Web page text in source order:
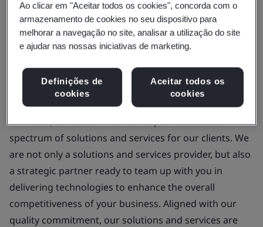
Azeus Systems Limited
Business scope:
Products, services or works:We provide a broad
spectrum of solutions and services for our clients. We
are not only a solutions and services provider, but also
a strategic partner ready to team up with you in
delivering technologies to enhance the overall
competitiveness of your business. Aligned with our
quality commitment, our solutions and services are
Ao clicar em "Aceitar todos os cookies", concorda com o
armazenamento de cookies no seu dispositivo para
melhorar a navegação no site, analisar a utilização do site
e ajudar nas nossas iniciativas de marketing.
Definições de
cookies
Aceitar todos os
cookies